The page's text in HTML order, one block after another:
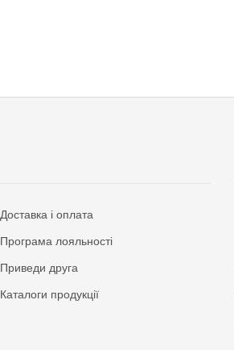
Доставка і оплата
Програма лояльності
Приведи друга
Каталоги продукції